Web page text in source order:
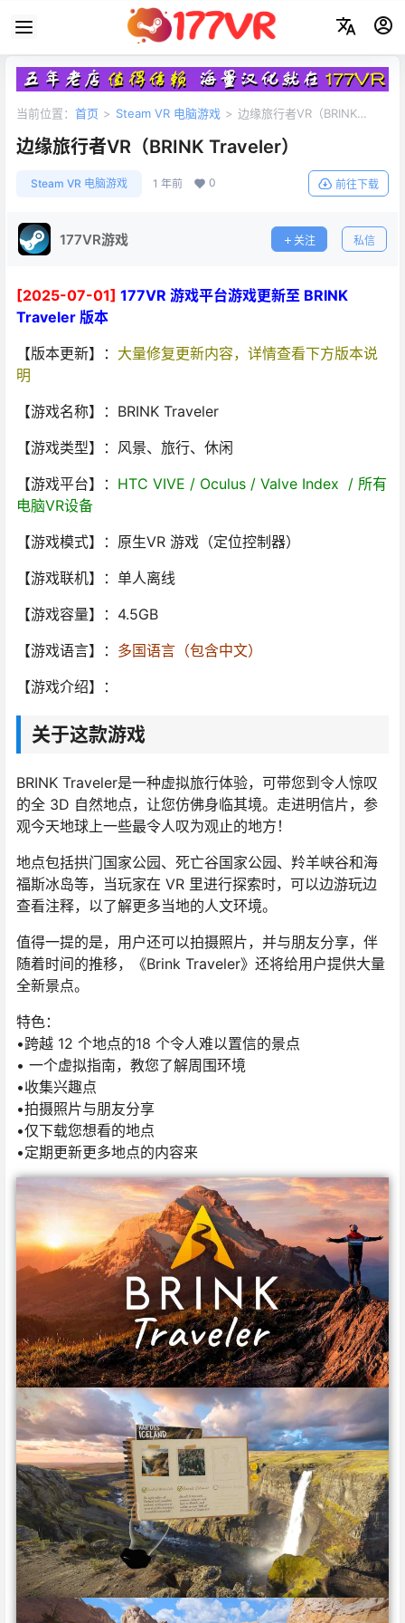
当前位置： 首页 > Steam VR 电脑游戏 > 边缘旅行者VR（BRINK
边缘旅行者VR（BRINK Traveler）
Steam VR 电脑游戏 1 年前 0 前往下载
177VR游戏 关注 私信
[2025-07-01] 177VR 游戏平台游戏更新至 BRINK
Traveler 版本
【版本更新】： 大量修复更新内容，详情查看下方版本说
明
【游戏名称】：BRINK Traveler
【游戏类型】：风景、旅行、休闲
【游戏平台】： HTC VIVE / Oculus / Valve Index / 所有
电脑VR设备
【游戏模式】：原生VR 游戏（定位控制器）
【游戏联机】：单人离线
【游戏容量】：4.5GB
【游戏语言】： 多国语言（包含中文）
【游戏介绍】：
关于这款游戏
BRINK Traveler是一种虚拟旅行体验，可带您到令人惊叹
的全 3D 自然地点，让您仿佛身临其境。走进明信片，参
观今天地球上一些最令人叹为观止的地方！
地点包括拱门国家公园、死亡谷国家公园、羚羊峡谷和海
福斯冰岛等，当玩家在 VR 里进行探索时，可以边游玩边
查看注释，以了解更多当地的人文环境。
值得一提的是，用户还可以拍摄照片，并与朋友分享，伴
随着时间的推移，《Brink Traveler》还将给用户提供大量
全新景点。
特色：
•跨越 12 个地点的18 个令人难以置信的景点
• 一个虚拟指南，教您了解周围环境
•收集兴趣点
•拍摄照片与朋友分享
•仅下载您想看的地点
•定期更新更多地点的内容来